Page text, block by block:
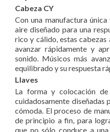
Cabeza CY
Con una manufactura
aire diseñado para una
rico y cálido, estas
avanzar rápidamente y
sonido. Músicos más
equilibrado y su respuesta
Llaves
La forma y colocación
cuidadosamente diseñadas
cómoda. El proceso de
de principio a fin, para
que no sólo conduce a